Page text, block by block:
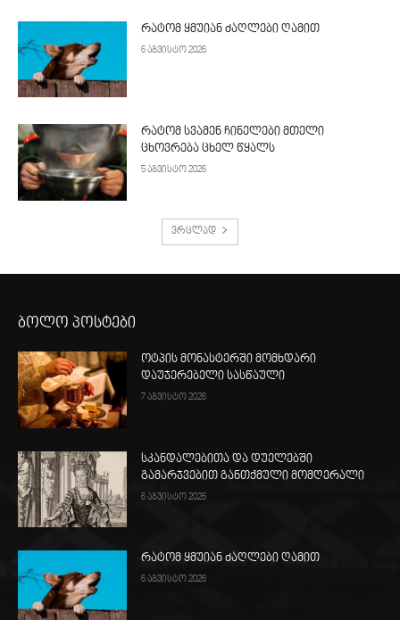
რატომ ყმუიან ძაღლები ღამით
6 აგვისტო 2026
რატომ სვამენ ჩინელები მთელი
ცხოვრება ცხელ წყალს
5 აგვისტო 2026
ვრცლად
ბოლო პოსტები
ოტპის მონასტერში მომხდარი
დაუჯერებელი სასწაული
7 აგვისტო 2026
სკანდალებითა და დუელებში
გამარჯვებით განთქმული მომღერალი
6 აგვისტო 2026
რატომ ყმუიან ძაღლები ღამით
6 აგვისტო 2026